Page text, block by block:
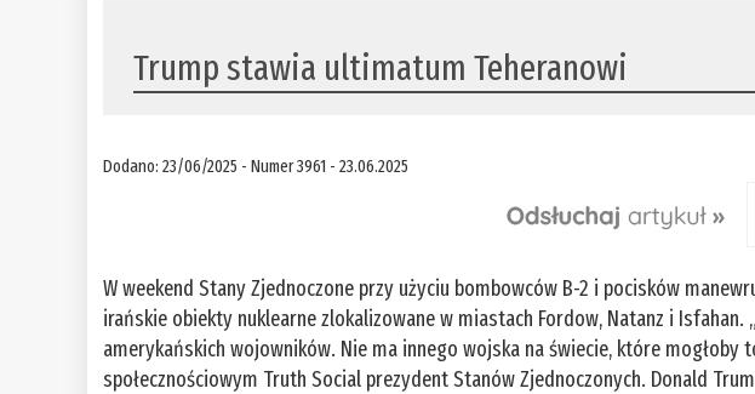
Trump stawia ultimatum Teheranowi
Dodano: 23/06/2025 - Numer 3961 - 23.06.2025
W weekend Stany Zjednoczone przy użyciu bombowców B-2 i pocisków
irańskie obiekty nuklearne zlokalizowane w miastach Fordow, Natanz i Isfahan.
amerykańskich wojowników. Nie ma innego wojska na świecie, które mogłoby
społecznościowym Truth Social prezydent Stanów Zjednoczonych. Donald